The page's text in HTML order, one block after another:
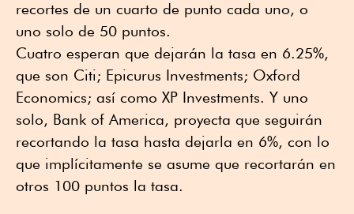
recortes de un cuarto de punto cada uno, o
uno solo de 50 puntos.
Cuatro esperan que dejarán la tasa en 6.25%,
que son Citi; Epicurus Investments; Oxford
Economics; así como XP Investments. Y uno
solo, Bank of America, proyecta que seguirán
recortando la tasa hasta dejarla en 6%, con lo
que implícitamente se asume que recortarán en
otros 100 puntos la tasa.